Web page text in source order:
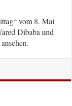
vom 8. Mai
Dibaba und